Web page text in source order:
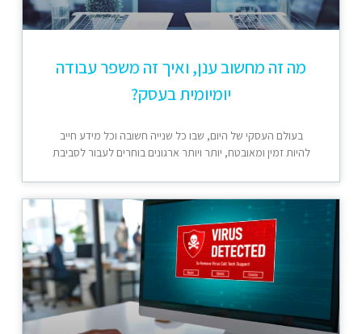
מה זה מחשוב ענן, ואיך זה משפר עבודה
יומיומית בעסק?
בעולם העסקי של היום, שבו כל שנייה חשובה וכל מידע חייב
להיות זמין ומאובטח, יותר ויותר ארגונים בוחרים לעבור לסביבת